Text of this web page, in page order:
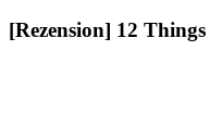
[Rezension] 12